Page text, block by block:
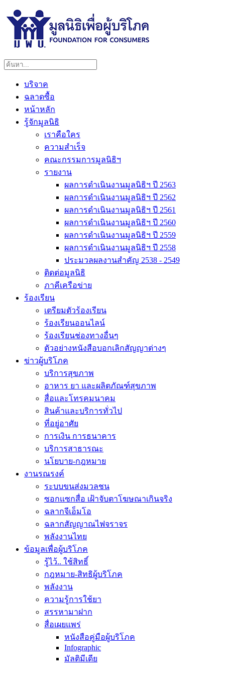
บริจาค
ฉลาดซื้อ
หน้าหลัก
รู้จักมูลนิธิ
เราคือใคร
ความสำเร็จ
คณะกรรมการมูลนิธิฯ
รายงาน
ผลการดำเนินงานมูลนิธิฯ ปี 2563
ผลการดำเนินงานมูลนิธิฯ ปี 2562
ผลการดำเนินงานมูลนิธิฯ ปี 2561
ผลการดำเนินงานมูลนิธิฯ ปี 2560
ผลการดำเนินงานมูลนิธิฯ ปี 2559
ผลการดำเนินงานมูลนิธิฯ ปี 2558
ประมวลผลงานสำคัญ 2538 - 2549
ติดต่อมูลนิธิ
ภาคีเครือข่าย
ร้องเรียน
เตรียมตัวร้องเรียน
ร้องเรียนออนไลน์
ร้องเรียนช่องทางอื่นๆ
ตัวอย่างหนังสือบอกเลิกสัญญาต่างๆ
ข่าวผู้บริโภค
บริการสุขภาพ
อาหาร ยา และผลิตภัณฑ์สุขภาพ
สื่อและโทรคมนาคม
สินค้าและบริการทั่วไป
ที่อยู่อาศัย
การเงิน การธนาคาร
บริการสาธารณะ
นโยบาย-กฎหมาย
งานรณรงค์
ระบบขนส่งมวลชน
ซอกแซกสื่อ เฝ้าจับตาโฆษณาเกินจริง
ฉลากจีเอ็มโอ
ฉลากสัญญาณไฟจราจร
พลังงานไทย
ข้อมูลเพื่อผู้บริโภค
รู้ไว้.. ใช้สิทธิ์
กฎหมาย-สิทธิผู้บริโภค
พลังงาน
ความรู้การใช้ยา
สรรหามาฝาก
สื่อเผยแพร่
หนังสือคู่มือผู้บริโภค
Infographic
มัลติมีเดีย